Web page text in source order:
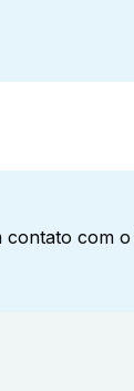
com